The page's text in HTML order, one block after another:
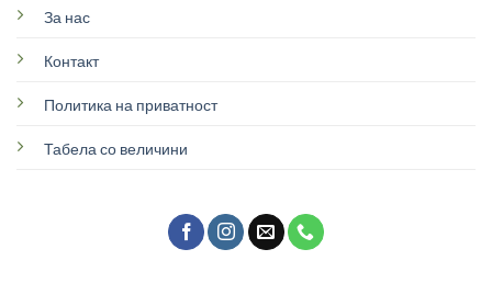
За нас
Контакт
Политика на приватност
Табела со величини